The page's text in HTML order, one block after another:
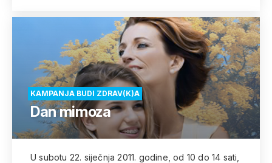
KAMPANJA BUDI ZDRAV(K)A
Dan mimoza
U subotu 22. siječnja 2011. godine, od 10 do 14 sati,